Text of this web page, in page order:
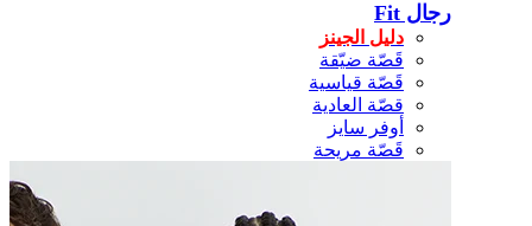
رجال Fit
دليل الجينز
قَصّة ضيّقة
قَصّة قياسية
قصّة العادية
أوفر سايز
قَصّة مريحة